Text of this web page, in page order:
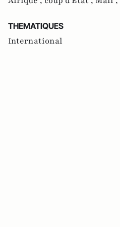
THEMATIQUES
International